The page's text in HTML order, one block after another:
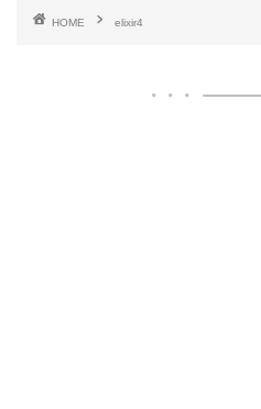
HOME elixir4